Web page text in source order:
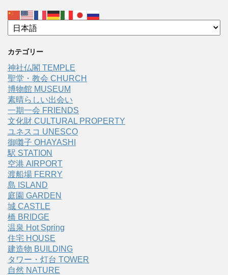
カテゴリー
神社仏閣 TEMPLE
聖堂・教会 CHURCH
博物館 MUSEUM
素晴らしい出会い
一期一会 FRIENDS
文化財 CULTURAL PROPERTY
ユネスコ UNESCO
御囃子 OHAYASHI
駅 STATION
空港 AIRPORT
渡船場 FERRY
島 ISLAND
庭園 GARDEN
城 CASTLE
橋 BRIDGE
温泉 Hot Spring
住宅 HOUSE
建造物 BUILDING
タワー・灯台 TOWER
自然 NATURE